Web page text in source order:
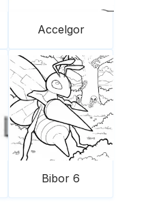
Accelgor
Bibor 6